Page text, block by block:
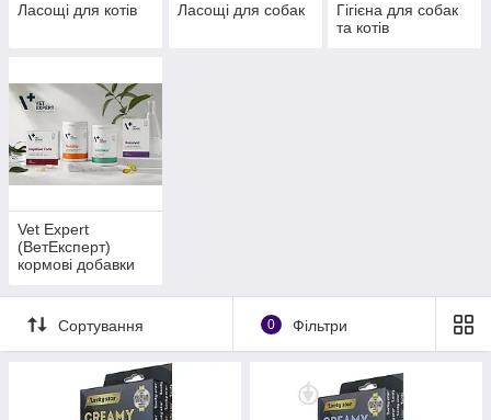
Ласощі для котів Ласощі для собак
Гігієна для собак
та котів
Vet Expert
(ВетЕксперт)
кормові добавки
Сортування 0 Фільтри